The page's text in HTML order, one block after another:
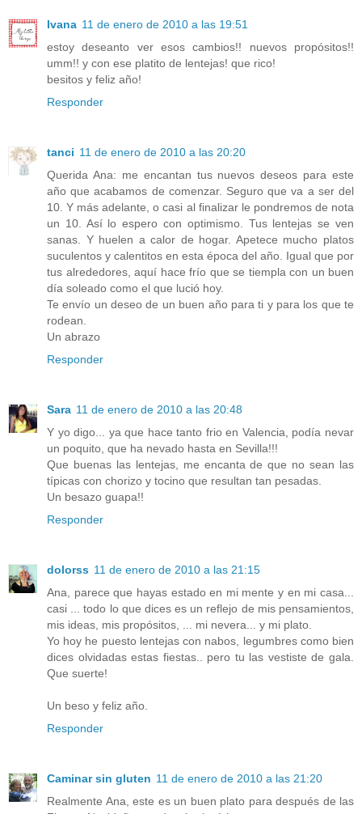
Ivana 11 de enero de 2010 a las 19:51
estoy deseanto ver esos cambios!! nuevos propósitos!!
umm!! y con ese platito de lentejas! que rico!
besitos y feliz año!
Responder
tanci 11 de enero de 2010 a las 20:20
Querida Ana: me encantan tus nuevos deseos para este
año que acabamos de comenzar. Seguro que va a ser del
10. Y más adelante, o casi al finalizar le pondremos de nota
un 10. Así lo espero con optimismo. Tus lentejas se ven
sanas. Y huelen a calor de hogar. Apetece mucho platos
suculentos y calentitos en esta época del año. Igual que por
tus alrededores, aquí hace frío que se tiempla con un buen
día soleado como el que lució hoy.
Te envío un deseo de un buen año para ti y para los que te
rodean.
Un abrazo
Responder
Sara 11 de enero de 2010 a las 20:48
Y yo digo... ya que hace tanto frio en Valencia, podía nevar
un poquito, que ha nevado hasta en Sevilla!!!
Que buenas las lentejas, me encanta de que no sean las
típicas con chorizo y tocino que resultan tan pesadas.
Un besazo guapa!!
Responder
dolorss 11 de enero de 2010 a las 21:15
Ana, parece que hayas estado en mi mente y en mi casa...
casi ... todo lo que dices es un reflejo de mis pensamientos,
mis ideas, mis propósitos, ... mi nevera... y mi plato.
Yo hoy he puesto lentejas con nabos, legumbres como bien
dices olvidadas estas fiestas.. pero tu las vestiste de gala.
Que suerte!
Un beso y feliz año.
Responder
Caminar sin gluten 11 de enero de 2010 a las 21:20
Realmente Ana, este es un buen plato para después de las